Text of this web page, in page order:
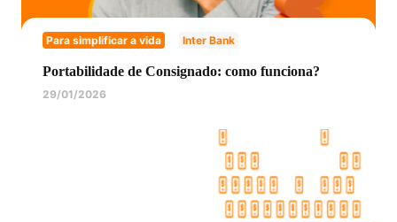
Para simplificar a vida Inter Bank
Portabilidade de Consignado: como funciona?
29/01/2026